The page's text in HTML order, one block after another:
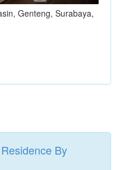
Genteng, Surabaya,
By